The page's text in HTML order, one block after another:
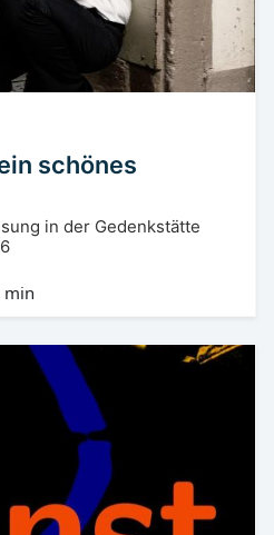
schönes
in der Gedenkstätte
min